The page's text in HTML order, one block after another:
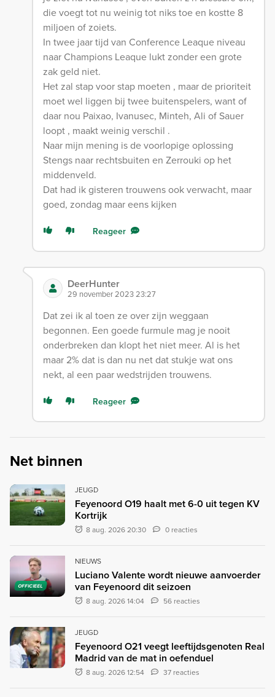
die voegt tot nu weinig tot niks toe en kostte 8
miljoen of zoiets.
In twee jaar tijd van Conference Leaque niveau
naar Champions Leaque lukt zonder een grote
zak geld niet.
Het zal stap voor stap moeten , maar de prioriteit
moet wel liggen bij twee buitenspelers, want of
daar nou Paixao, Ivanusec, Minteh, Ali of Sauer
loopt , maakt weinig verschil .
Naar mijn mening is de voorlopige oplossing
Stengs naar rechtsbuiten en Zerrouki op het
middenveld.
Dat had ik gisteren trouwens ook verwacht, maar
goed, zondag maar eens kijken
Reageer
DeerHunter
29 november 2023 23:27
Dat zei ik al toen ze over zijn weggaan
begonnen. Een goede furmule mag je nooit
onderbreken dan klopt het niet meer. Al is het
maar 2% dat is dan nu net dat stukje wat ons
nekt, al een paar wedstrijden trouwens.
Reageer
Net binnen
JEUGD
Feyenoord O19 haalt met 6-0 uit tegen KV
Kortrijk
8 aug. 2026 20:30 0 reacties
OFFICIEEL
NIEUWS
Luciano Valente wordt nieuwe aanvoerder
van Feyenoord dit seizoen
8 aug. 2026 14:04 56 reacties
JEUGD
Feyenoord O21 veegt leeftijdsgenoten Real
Madrid van de mat in oefenduel
8 aug. 2026 12:54 37 reacties